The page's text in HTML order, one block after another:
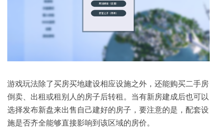
游戏玩法除了买房买地建设相应设施之外，还能购买二手房
倒卖、出租或租别人的房子后转租。当有新房建成后也可以
选择发布新盘来出售自己建好的房子，要注意的是，配套设
施是否齐全能够直接影响到该区域的房价。